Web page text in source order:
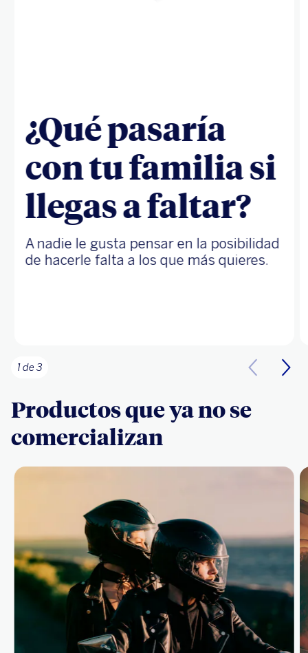
¿Qué pasaría
con tu familia si
llegas a faltar?
A nadie le gusta pensar en la posibilidad
de hacerle falta a los que más quieres.
1 de 3
Productos que ya no se
comercializan